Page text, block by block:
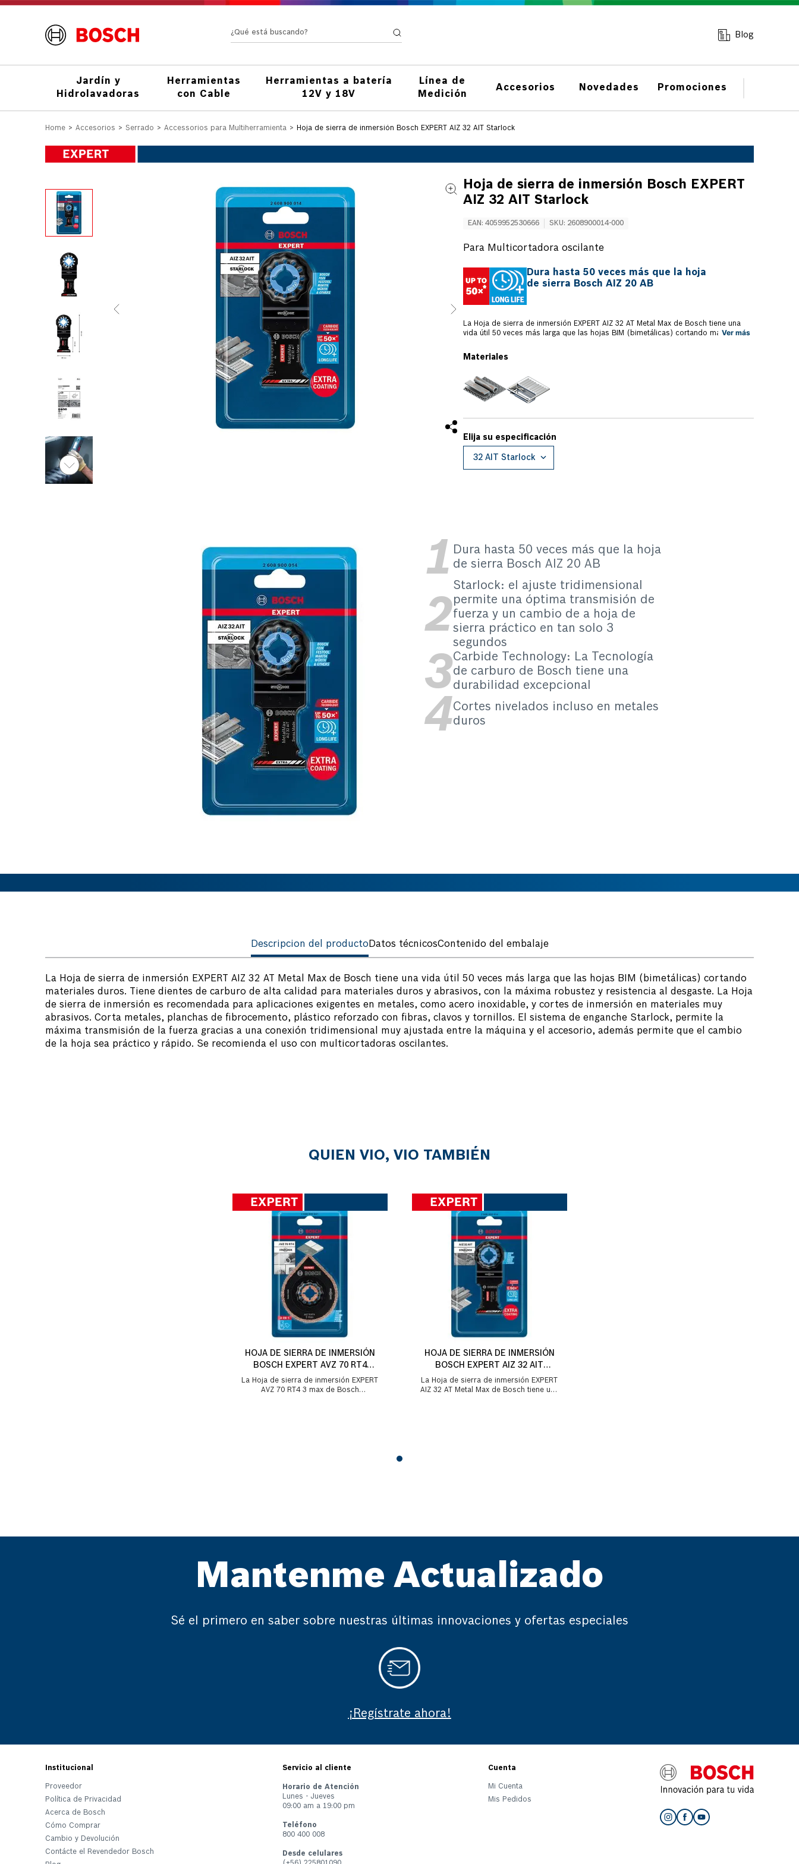
¿Qué está buscando? Blog
Jardín y
Hidrolavadoras
Herramientas
con Cable
Herramientas a batería
12V y 18V
Línea de
Medición
Accesorios Novedades Promociones
Accesorios Serrado Accessorios para Multiherramienta Hoja de sierra de inmersión Bosch EXPERT AIZ 32 AIT Starlock
Hoja de sierra de inmersión Bosch EXPERT
AIZ 32 AIT Starlock
EAN : 4059952530666 SKU: 2608900014-000
Para Multicortadora oscilante
Dura hasta 50 veces más que la hoja
de sierra Bosch AIZ 20 AB
La Hoja de sierra de inmersión EXPERT AIZ 32 AT Metal Max de Bosch tiene una
vida útil 50 veces más larga que las hojas BIM (bimetálicas) cortando materiales
abrasivos, con la máxima robustez y resistencia al desgaste. La Hoja de sierra de
inmersión es recomendada para aplicaciones exigentes en metales, como acero
planchas de fibrocemento, plástico reforzado con fibras, clavos y tornillos. El
sistema de enganche Starlock, permite la máxima transmisión de la fuerza gracias
a una conexión tridimensional muy ajustada entre la máquina y el accesorio,
uso con multicortadoras oscilantes.
Ver más
Materiales
32 AIT Starlock
Dura hasta 50 veces más que la hoja
de sierra Bosch AIZ 20 AB
Starlock: el ajuste tridimensional
permite una óptima transmisión de
fuerza y un cambio de a hoja de
sierra práctico en tan solo 3
segundos
Carbide Technology: La Tecnología
de carburo de Bosch tiene una
durabilidad excepcional
Cortes nivelados incluso en metales
duros
Descripcion del producto Datos técnicosContenido del embalaje
La Hoja de sierra de inmersión EXPERT AIZ 32 AT Metal Max de Bosch tiene una vida útil 50 veces más larga que las hojas BIM (bimetálicas) cortando
materiales duros. Tiene dientes de carburo de alta calidad para materiales duros y abrasivos, con la máxima robustez y resistencia al desgaste. La Hoja
de sierra de inmersión es recomendada para aplicaciones exigentes en metales, como acero inoxidable, y cortes de inmersión en materiales muy
abrasivos. Corta metales, planchas de fibrocemento, plástico reforzado con fibras, clavos y tornillos. El sistema de enganche Starlock, permite la
máxima transmisión de la fuerza gracias a una conexión tridimensional muy ajustada entre la máquina y el accesorio, además permite que el cambio
de la hoja sea práctico y rápido. Se recomienda el uso con multicortadoras oscilantes.
QUIEN VIO, VIO TAMBIÉN
HOJA DE SIERRA DE INMERSIÓN
BOSCH EXPERT AVZ 70 RT4
STARLOCK
La Hoja de sierra de inmersión EXPERT
AVZ 70 RT4 3 max de Bosch
HOJA DE SIERRA DE INMERSIÓN
BOSCH EXPERT AIZ 32 AIT
STARLOCK
La Hoja de sierra de inmersión EXPERT
AIZ 32 AT Metal Max de Bosch tiene una
Mantenme Actualizado
Sé el primero en saber sobre nuestras últimas innovaciones y ofertas especiales
¡Regístrate ahora!
Institucional
Proveedor
Política de Privacidad
Acerca de Bosch
Cómo Comprar
Cambio y Devolución
Contácte el Revendedor Bosch
Servicio al cliente
Horario de Atención
Lunes - Jueves
09:00 am a 19:00 pm
Teléfono
800 400 008
Desde celulares
Cuenta
Mi Cuenta
Mis Pedidos